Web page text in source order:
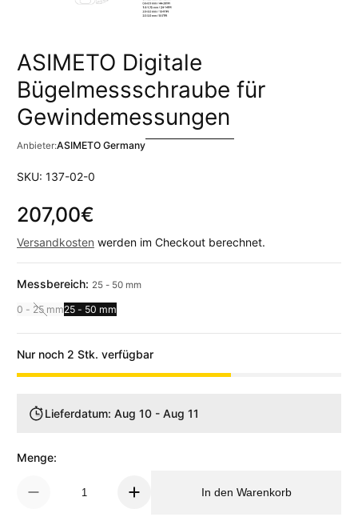
ASIMETO Digitale
Bügelmessschraube für
Gewindemessungen
Anbieter:ASIMETO Germany
SKU: 137-02-0
Regulärer Preis
207,00€
Versandkosten werden im Checkout berechnet.
Messbereich: 25 - 50 mm
0 - 25 mm25 - 50 mm
Nur noch 2 Stk. verfügbar
Lieferdatum: Aug 10 - Aug 11
Menge:
In den Warenkorb